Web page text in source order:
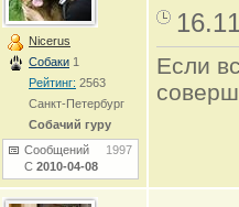
Nicerus
Собаки 1
Рейтинг: 2563
Санкт-Петербург
Собачий гуру
Сообщений 1997
С 2010-04-08
Если